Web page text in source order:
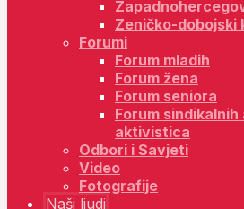
Zeničko-dobojski
Forumi
Forum mladih
Forum žena
Forum seniora
Forum
aktivistica
Odbori i Savjeti
Video
Fotografije
Naši ljudi